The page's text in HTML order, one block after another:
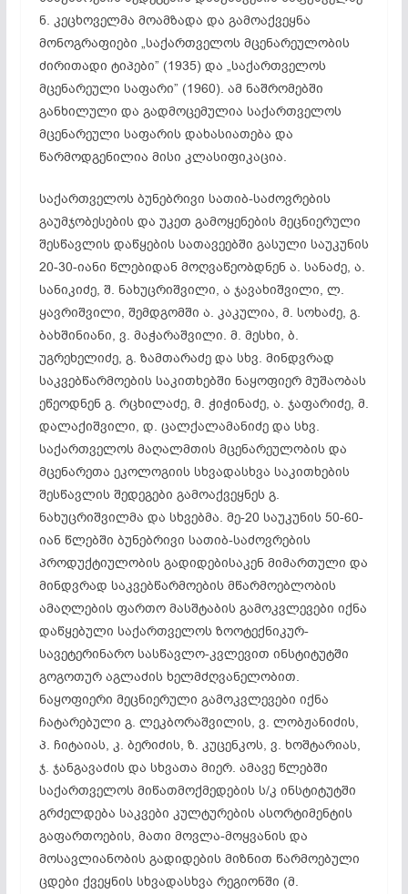
ნ. კეცხოველმა მოამზადა და გამოაქვეყნა
მონოგრაფიები „საქართველოს მცენარეულობის
ძირითადი ტიპები” (1935) და „საქართველოს
მცენარეული საფარი” (1960). ამ ნაშრომებში
განხილული და გადმოცემულია საქართველოს
მცენარეული საფარის დახასიათება და
წარმოდგენილია მისი კლასიფიკაცია.
საქართველოს ბუნებრივი სათიბ-საძოვრების
გაუმჯობესების და უკეთ გამოყენების მეცნიერული
შესწავლის დაწყების სათავეებში გასული საუკუნის
20-30-იანი წლებიდან მოღვაწეობდნენ ა. სანაძე, ა.
სანიკიძე, შ. ნახუცრიშვილი, ა ჯავახიშვილი, ლ.
ყავრიშვილი, შემდგომში ა. კაკულია, მ. სოხაძე, გ.
ბახშინიანი, ვ. მაჭარაშვილი. მ. მესხი, ბ.
უგრეხელიძე, გ. ზამთარაძე და სხვ. მინდვრად
საკვებწარმოების საკითხებში ნაყოფიერ მუშაობას
ეწეოდნენ გ. რცხილაძე, მ. ჭიჭინაძე, ა. ჯაფარიძე, მ.
დალაქიშვილი, დ. ცალქალამანიძე და სხვ.
საქართველოს მაღალმთის მცენარეულობის და
მცენარეთა ეკოლოგიის სხვადასხვა საკითხების
შესწავლის შედეგები გამოაქვეყნეს გ.
ნახუცრიშვილმა და სხვებმა. მე-20 საუკუნის 50-60-
იან წლებში ბუნებრივი სათიბ-საძოვრების
პროდუქტიულობის გადიდებისაკენ მიმართული და
მინდვრად საკვებწარმოების მწარმოებლობის
ამაღლების ფართო მასშტაბის გამოკვლევები იქნა
დაწყებული საქართველოს ზოოტექნიკურ-
სავეტერინარო სასწავლო-კვლევით ინსტიტუტში
გოგოთურ აგლაძის ხელმძღვანელობით.
ნაყოფიერი მეცნიერული გამოკვლევები იქნა
ჩატარებული გ. ლეკბორაშვილის, ვ. ლობჟანიძის,
პ. ჩიტაიას, კ. ბერიძის, ზ. კუცენკოს, ვ. ხოშტარიას,
ჯ. ჯანგავაძის და სხვათა მიერ. ამავე წლებში
საქართველოს მიწათმოქმედების ს/კ ინსტიტუტში
გრძელდება საკვები კულტურების ასორტიმენტის
გაფართოების, მათი მოვლა-მოყვანის და
მოსავლიანობის გადიდების მიზნით წარმოებული
ცდები ქვეყნის სხვადასხვა რეგიონში (მ.